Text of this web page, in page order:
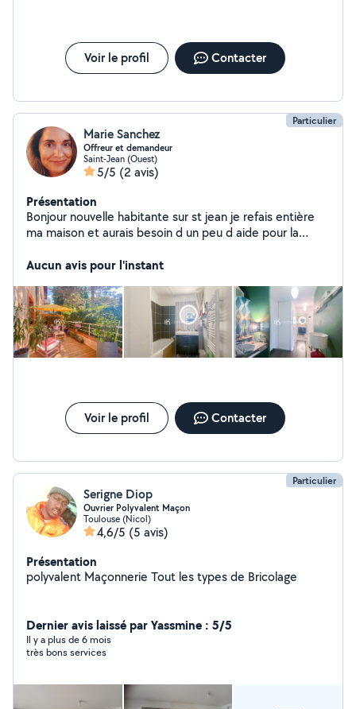
Voir le profil Contacter
Particulier
Marie Sanchez
Offreur et demandeur
Saint-Jean (Ouest)
5/5 (2 avis)
Présentation
Bonjour nouvelle habitante sur st jean je refais entière
ma maison et aurais besoin d un peu d aide pour la
home staging, décoration, rangement, ménage . Merci à
Aucun avis pour l'instant
Voir le profil Contacter
Particulier
Serigne Diop
Ouvrier Polyvalent Maçon
Toulouse (Nicol)
4,6/5 (5 avis)
Présentation
polyvalent Maçonnerie Tout les types de Bricolage
Dernier avis laissé par Yassmine : 5/5
Il y a plus de 6 mois
très bons services